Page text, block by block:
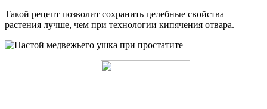
Такой рецепт позволит сохранить целебные свойства
растения лучше, чем при технологии кипячения отвара.